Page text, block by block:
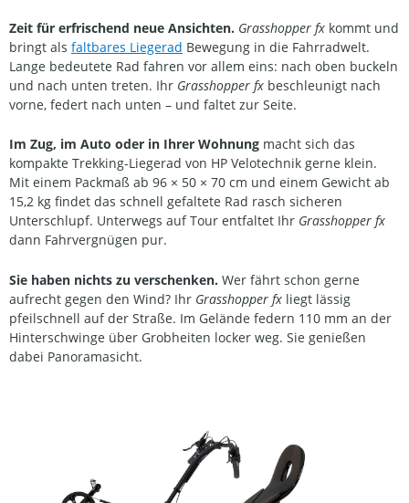
Zeit für erfrischend neue Ansichten. Grasshopper fx kommt und
bringt als faltbares Liegerad Bewegung in die Fahrradwelt.
Lange bedeutete Rad fahren vor allem eins: nach oben buckeln
und nach unten treten. Ihr Grasshopper fx beschleunigt nach
vorne, federt nach unten – und faltet zur Seite.
Im Zug, im Auto oder in Ihrer Wohnung macht sich das
kompakte Trekking-Liegerad von HP Velotechnik gerne klein.
Mit einem Packmaß ab 96 × 50 × 70 cm und einem Gewicht ab
15,2 kg findet das schnell gefaltete Rad rasch sicheren
Unterschlupf. Unterwegs auf Tour entfaltet Ihr Grasshopper fx
dann Fahrvergnügen pur.
Sie haben nichts zu verschenken. Wer fährt schon gerne
aufrecht gegen den Wind? Ihr Grasshopper fx liegt lässig
pfeilschnell auf der Straße. Im Gelände federn 110 mm an der
Hinterschwinge über Grobheiten locker weg. Sie genießen
dabei Panoramasicht.